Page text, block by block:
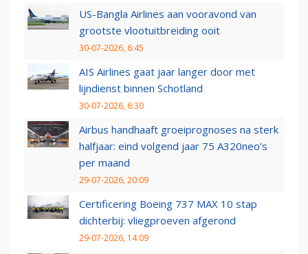
US-Bangla Airlines aan vooravond van
grootste vlootuitbreiding ooit
30-07-2026, 6:45
AIS Airlines gaat jaar langer door met
lijndienst binnen Schotland
30-07-2026, 6:30
Airbus handhaaft groeiprognoses na sterk
halfjaar: eind volgend jaar 75 A320neo’s
per maand
29-07-2026, 20:09
Certificering Boeing 737 MAX 10 stap
dichterbij: vliegproeven afgerond
29-07-2026, 14:09